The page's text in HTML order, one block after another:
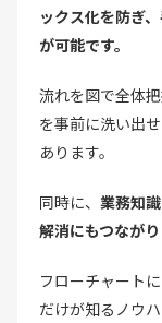
ックス化を防ぎ
が可能です。
流れを図で全体
を事前に洗い出
あります。
同時に、 業務知
解消にもつながり
フローチャート
だけが知るノウ